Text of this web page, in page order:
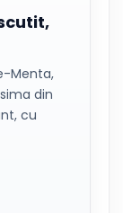
Menta,
din
cu